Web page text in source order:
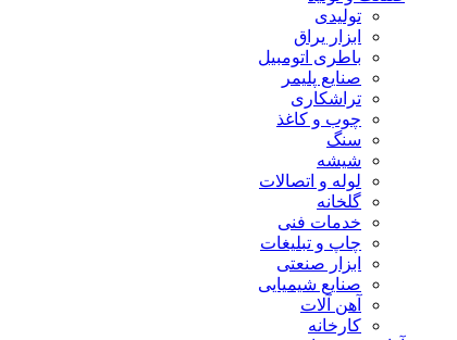
تولیدی
ابزار یراق
باطری اتومبیل
صنایع پلیمر
تراشکاری
چوب و کاغذ
سنگ
شیشه
لوله و اتصالات
گلخانه
خدمات فنی
چاپ و تبلیغات
ابزار صنعتی
صنایع شیمیایی
آهن آلات
کارخانه